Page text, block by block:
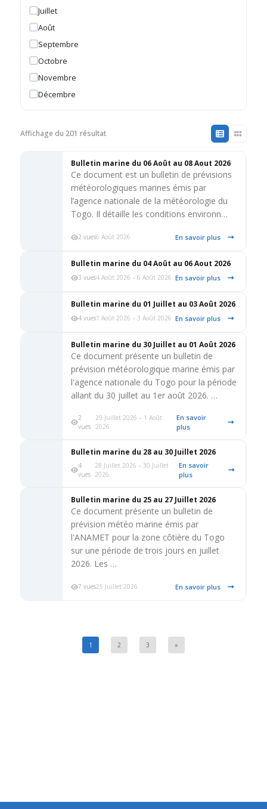
Juillet
Août
Septembre
Octobre
Novembre
Décembre
Affichage du 201 résultat
Bulletin marine du 06 Août au 08 Aout 2026
Ce document est un bulletin de prévisions
météorologiques marines émis par
l’agence nationale de la météorologie du
Togo. Il détaille les conditions environn…
2 vues6 Août 2026 En savoir plus
Bulletin marine du 04 Août au 06 Aout 2026
3 vues4 Août 2026 – 6 Août 2026 En savoir plus
Bulletin marine du 01 Juillet au 03 Août 2026
4 vues1 Août 2026 – 3 Août 2026 En savoir plus
Bulletin marine du 30 Juillet au 01 Août 2026
Ce document présente un bulletin de
prévision météorologique marine émis par
l'agence nationale du Togo pour la période
allant du 30 juillet au 1er août 2026. …
2
vues
29 Juillet 2026 – 1 Août
2026
En savoir
plus
Bulletin marine du 28 au 30 Juillet 2026
4
vues
28 Juillet 2026 – 30 Juillet
2026
En savoir
plus
Bulletin marine du 25 au 27 Juillet 2026
Ce document présente un bulletin de
prévision météo marine émis par
l'ANAMET pour la zone côtière du Togo
sur une période de trois jours en juillet
2026. Les …
7 vues25 Juillet 2026 En savoir plus
1 2 3 »